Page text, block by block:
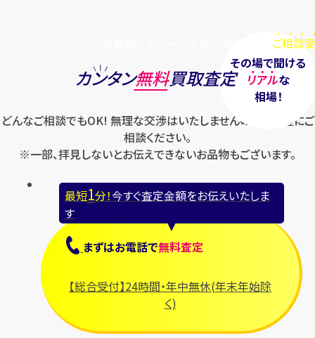
ご相談
その場で聞ける
リアルな
相場！
カンタン無料買取査定
どんなご相談でもOK! 無理な交渉はいたしませんのでお気軽にご
相談ください。
※一部、拝見しないとお伝えできないお品物もございます。
最短1分！今すぐ査定金額をお伝えいたしま
す
まずはお電話で無料査定
【総合受付】24時間・年中無休(年末年始除
く)